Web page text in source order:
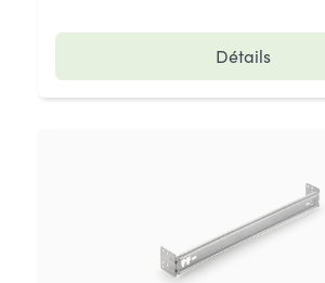
Détails